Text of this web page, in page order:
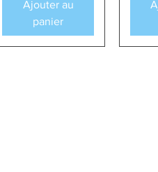
Ajouter au
panier